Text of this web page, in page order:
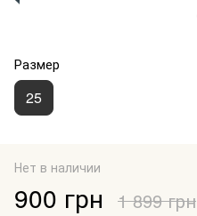
Размер
25
Нет в наличии
900 грн 1 899 грн